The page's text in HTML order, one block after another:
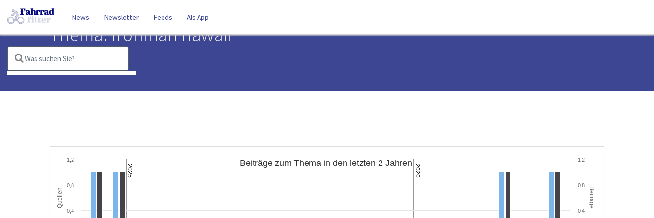
News Newsletter Feeds Als App
Thema: Ironman hawaii
Suchbegriffe:
2026
2025
Quellen Beiträge
Beiträge zum Thema in den letzten 2 Jahren
0,4
0,8
1,2
0,4
0,8
1,2